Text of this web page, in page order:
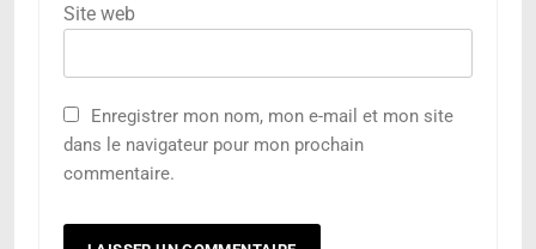
Site web
Enregistrer mon nom, mon e-mail et mon site
dans le navigateur pour mon prochain
commentaire.